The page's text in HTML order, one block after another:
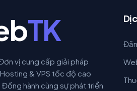
TK
vị cung cấp giải pháp
& VPS tốc độ cao
Đồng hành cùng sự phát triển